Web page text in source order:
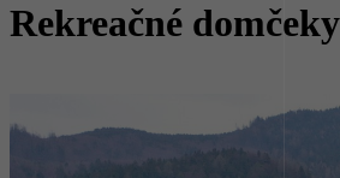
Rekreačné